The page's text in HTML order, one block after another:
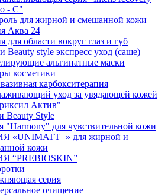
- C"
для жирной и смешанной кожи
Аква 24
для области вокруг глаз и губ
Beauty style экспресс уход (саше)
альгинатные маски
косметики
карбокситерапия
уход за увядающей кожей
Актив"
Beauty Style
"Harmony" для чувствительной кожи
«UNIMATT+» для жирной и
кожи
“PREBIOSKIN”
серия
очищение